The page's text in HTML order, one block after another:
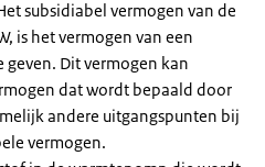
subsidiabel vermogen van de
is het vermogen van een
Dit vermogen kan
dat wordt bepaald door
andere uitgangspunten bij
vermogen.